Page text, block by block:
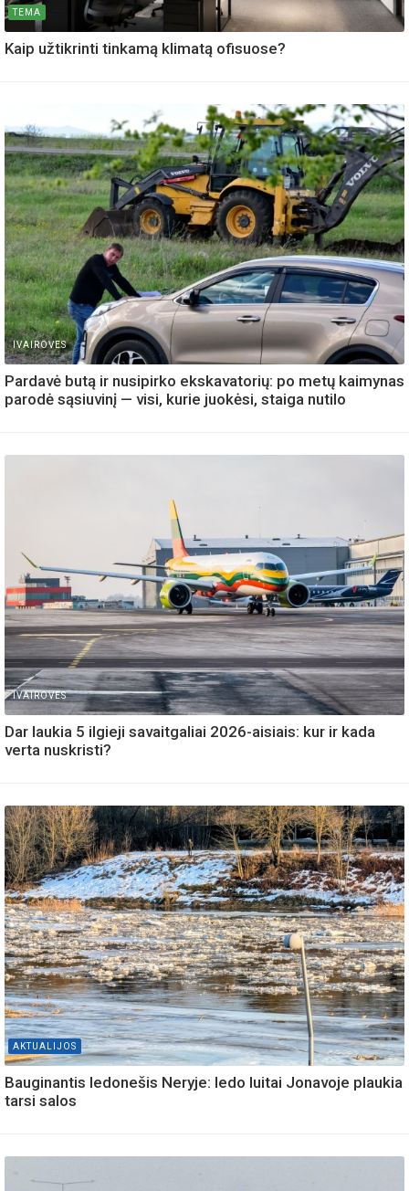
TEMA
Kaip užtikrinti tinkamą klimatą ofisuose?
IVAIROVES
Pardavė butą ir nusipirko ekskavatorių: po metų kaimynas
parodė sąsiuvinį — visi, kurie juokėsi, staiga nutilo
IVAIROVES
Dar laukia 5 ilgieji savaitgaliai 2026-aisiais: kur ir kada
verta nuskristi?
AKTUALIJOS
Bauginantis ledonešis Neryje: ledo luitai Jonavoje plaukia
tarsi salos